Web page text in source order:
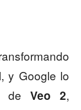
y Google lo
de Veo 2,